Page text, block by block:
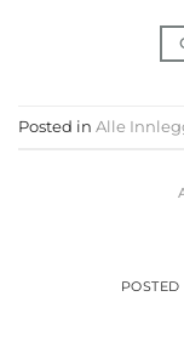
Posted in Alle